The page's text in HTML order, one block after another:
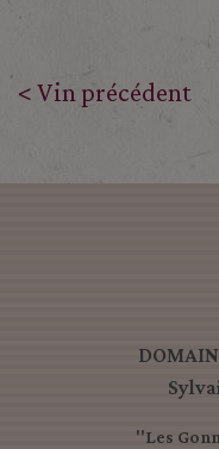
< Vin précédent
"Les